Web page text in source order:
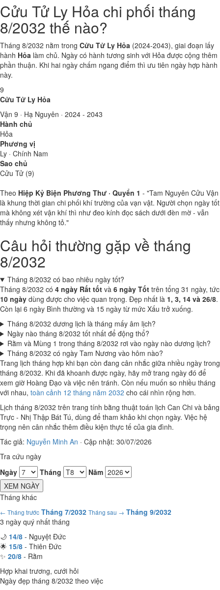
Cửu Tử Ly Hỏa chi phối tháng
8/2032 thế nào?
Tháng 8/2032 nằm trong Cửu Tử Ly Hỏa (2024-2043), giai đoạn lấy
hành Hỏa làm chủ. Ngày có hành tương sinh với Hỏa được cộng thêm
phần thuận. Khi hai ngày chấm ngang điểm thì ưu tiên ngày hợp hành
này.
9
Cửu Tử Ly Hỏa
Vận 9 · Hạ Nguyên · 2024 - 2043
Hành chủ
Hỏa
Phương vị
Ly · Chính Nam
Sao chủ
Cửu Tử (9)
Theo Hiệp Kỷ Biện Phương Thư · Quyển 1 - "Tam Nguyên Cửu Vận
là khung thời gian chi phối khí trường của vạn vật. Người chọn ngày tốt
mà không xét vận khí thì như đeo kính đọc sách dưới đèn mờ - vẫn
thấy nhưng không tỏ."
Câu hỏi thường gặp về tháng
8/2032
Tháng 8/2032 có bao nhiêu ngày tốt?
Tháng 8/2032 có 4 ngày Rất tốt và 6 ngày Tốt trên tổng 31 ngày, tức
10 ngày dùng được cho việc quan trọng. Đẹp nhất là 1, 3, 14 và 26/8.
Còn lại 6 ngày Bình thường và 15 ngày từ mức Xấu trở xuống.
Tháng 8/2032 dương lịch là tháng mấy âm lịch?
Ngày nào tháng 8/2032 tốt nhất để động thổ?
Rằm và Mùng 1 trong tháng 8/2032 rơi vào ngày nào dương lịch?
Tháng 8/2032 có ngày Tam Nương vào hôm nào?
Trang lịch tháng hợp khi bạn còn đang cân nhắc giữa nhiều ngày trong
tháng 8/2032. Khi đã khoanh được ngày, hãy mở trang ngày đó để
xem giờ Hoàng Đạo và việc nên tránh. Còn nếu muốn so nhiều tháng
với nhau, toàn cảnh 12 tháng năm 2032 cho cái nhìn rộng hơn.
Lịch tháng 8/2032 trên trang tính bằng thuật toán lịch Can Chi và bảng
Trực - Nhị Thập Bát Tú, dùng để tham khảo khi chọn ngày. Việc hệ
trọng nên cân nhắc thêm điều kiện thực tế của gia đình.
Tác giả: Nguyễn Minh An · Cập nhật: 30/07/2026
Tra cứu ngày
Ngày
Tháng
Năm
XEM NGÀY
Tháng khác
← Tháng trước Tháng 7/2032 Tháng sau → Tháng 9/2032
3 ngày quý nhất tháng
🌙 14/8 - Nguyệt Đức
🌟 15/8 - Thiên Đức
✨ 20/8 - Rằm
Hợp khai trương, cưới hỏi
Ngày đẹp tháng 8/2032 theo việc